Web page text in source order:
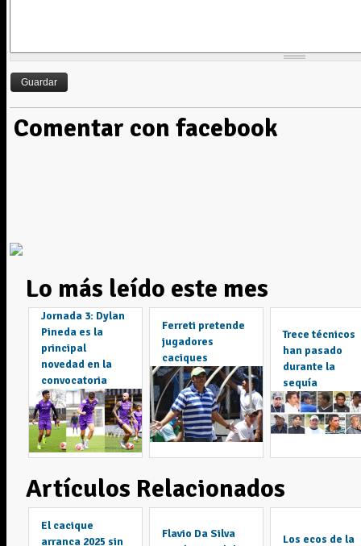
Comentar con facebook
Lo más leído este mes
Jornada 3: Dylan
Pineda es la
principal
novedad en la
convocatoria
Ferreti pretende
jugadores
caciques
Trece técnicos
han pasado
durante la
sequía
Artículos Relacionados
El cacique
arranca 2025 sin
Flavio Da Silva
Los ecos de la